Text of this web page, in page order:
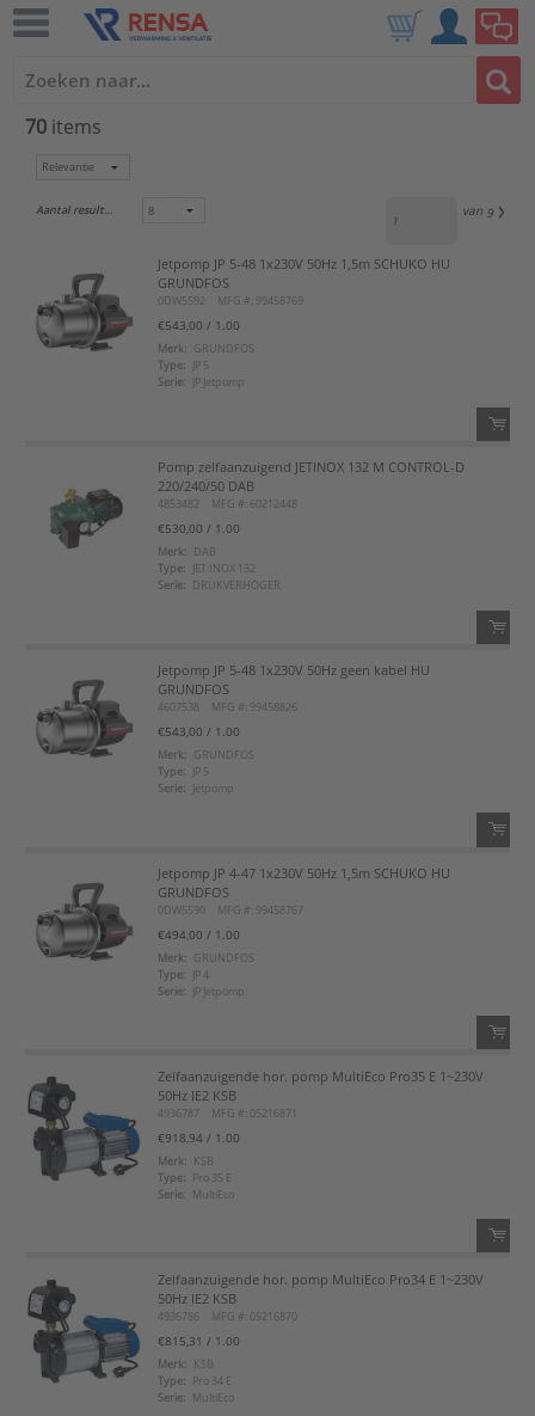
70 items
Aantal resultaten: van 9
Jetpomp JP 5-48 1x230V 50Hz 1,5m SCHUKO HU
GRUNDFOS
0DW5592 MFG #: 99458769
€543,00 / 1.00
Merk:
GRUNDFOS
Type:
JP 5
Serie:
JP Jetpomp
Voeg toe aan favorietenlijst
Pomp zelfaanzuigend JETINOX 132 M CONTROL-D
220/240/50 DAB
4853482 MFG #: 60212448
€530,00 / 1.00
Merk:
DAB
Type:
JET INOX 132
Serie:
DRUKVERHOGER
Jetpomp JP 5-48 1x230V 50Hz geen kabel HU
GRUNDFOS
4607538 MFG #: 99458826
€543,00 / 1.00
Merk:
GRUNDFOS
Type:
JP 5
Serie:
Jetpomp
Jetpomp JP 4-47 1x230V 50Hz 1,5m SCHUKO HU
GRUNDFOS
0DW5590 MFG #: 99458767
€494,00 / 1.00
Merk:
GRUNDFOS
Type:
JP 4
Serie:
JP Jetpomp
Voeg toe aan favorietenlijst
Zelfaanzuigende hor. pomp MultiEco Pro35 E 1~230V
50Hz IE2 KSB
4936787 MFG #: 05216871
€918,94 / 1.00
Merk:
KSB
Type:
Pro 35 E
Serie:
MultiEco
Voeg toe aan favorietenlijst
Zelfaanzuigende hor. pomp MultiEco Pro34 E 1~230V
50Hz IE2 KSB
4936786 MFG #: 05216870
€815,31 / 1.00
Merk:
KSB
Type:
Pro 34 E
Serie:
MultiEco